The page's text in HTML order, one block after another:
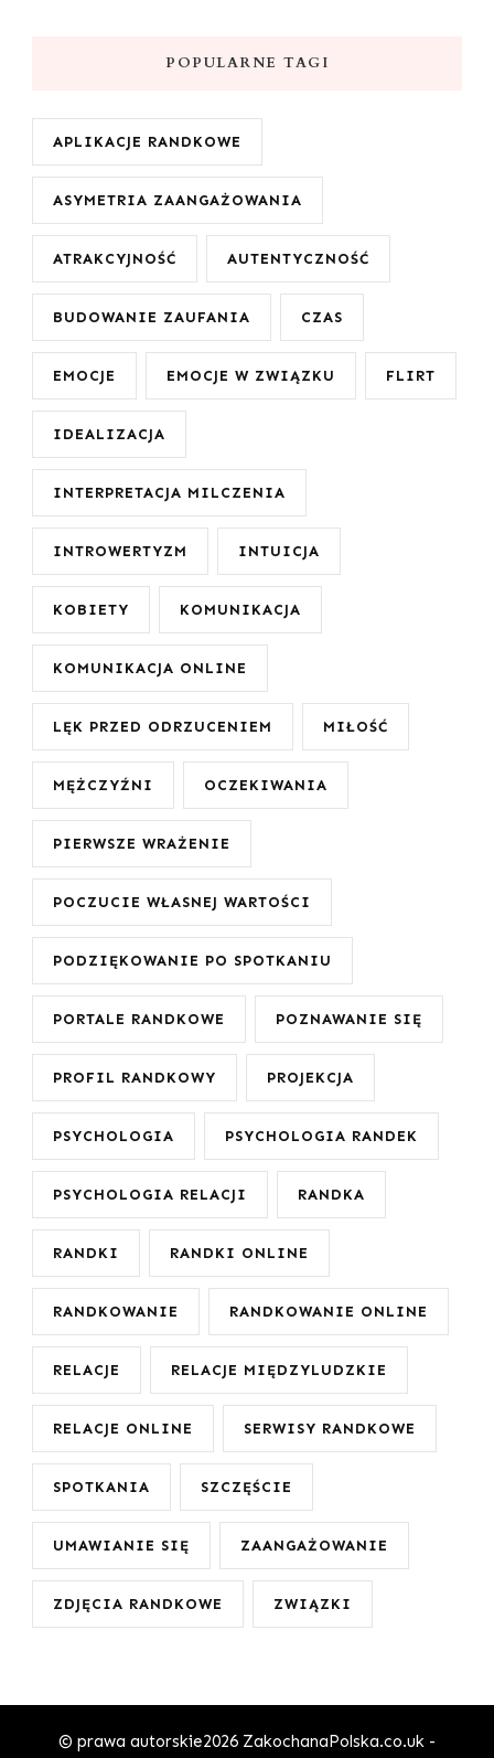
POPULARNE TAGI
APLIKACJE RANDKOWE
ASYMETRIA ZAANGAŻOWANIA
ATRAKCYJNOŚĆ AUTENTYCZNOŚĆ
BUDOWANIE ZAUFANIA CZAS
EMOCJE EMOCJE W ZWIĄZKU FLIRT
IDEALIZACJA
INTERPRETACJA MILCZENIA
INTROWERTYZM INTUICJA
KOBIETY KOMUNIKACJA
KOMUNIKACJA ONLINE
LĘK PRZED ODRZUCENIEM MIŁOŚĆ
MĘŻCZYŹNI OCZEKIWANIA
PIERWSZE WRAŻENIE
POCZUCIE WŁASNEJ WARTOŚCI
PODZIĘKOWANIE PO SPOTKANIU
PORTALE RANDKOWE POZNAWANIE SIĘ
PROFIL RANDKOWY PROJEKCJA
PSYCHOLOGIA PSYCHOLOGIA RANDEK
PSYCHOLOGIA RELACJI RANDKA
RANDKI RANDKI ONLINE
RANDKOWANIE RANDKOWANIE ONLINE
RELACJE RELACJE MIĘDZYLUDZKIE
RELACJE ONLINE SERWISY RANDKOWE
SPOTKANIA SZCZĘŚCIE
UMAWIANIE SIĘ ZAANGAŻOWANIE
ZDJĘCIA RANDKOWE ZWIĄZKI
© prawa autorskie2026 ZakochanaPolska.co.uk -